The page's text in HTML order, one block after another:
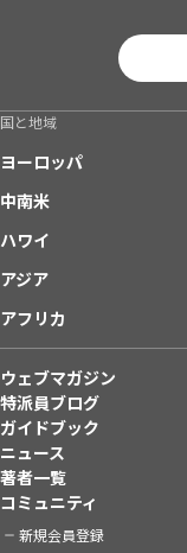
国と地域
ヨーロッパ
中南米
ハワイ
アジア
アフリカ
ウェブマガジン
特派員ブログ
ガイドブック
ニュース
著者一覧
コミュニティ
新規会員登録